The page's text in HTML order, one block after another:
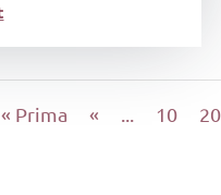
« Prima « 10 20